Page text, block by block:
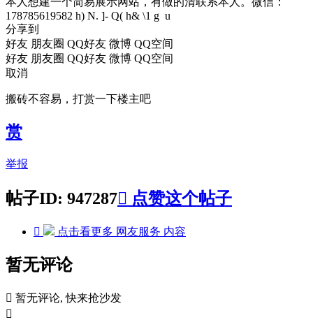
178785619582 h) N. ]- Q( h& \1 g u
分享到
好友 朋友圈 QQ好友 微博 QQ空间
好友 朋友圈 QQ好友 微博 QQ空间
取消
搬砖不容易，打赏一下楼主吧
赏
举报
帖子ID: 947287 点赞这个帖子
 点击看更多 网友服务 内容
暂无评论
 暂无评论, 快来抢沙发
